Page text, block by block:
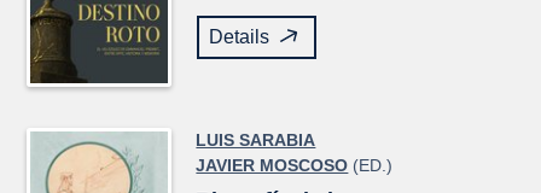
Details
LUIS SARABIA
JAVIER MOSCOSO (ED.)